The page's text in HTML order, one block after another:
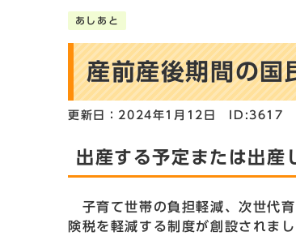
あしあと
産前産後期間の国
更新日：2024年1月12日 ID:3617
出産する予定または出産
子育て世帯の負担軽減、次世代
険税を軽減する制度が創設されま